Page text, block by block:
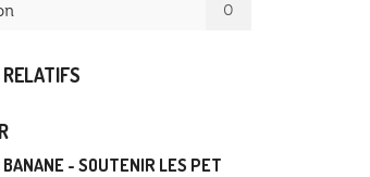
0
BANANE - SOUTENIR LES PET